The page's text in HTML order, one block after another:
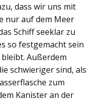
dass wir uns mit
nur auf dem Meer
Schiff seeklar zu
so festgemacht sein
bleibt. Außerdem
schwieriger sind, als
zum
Kanister an der